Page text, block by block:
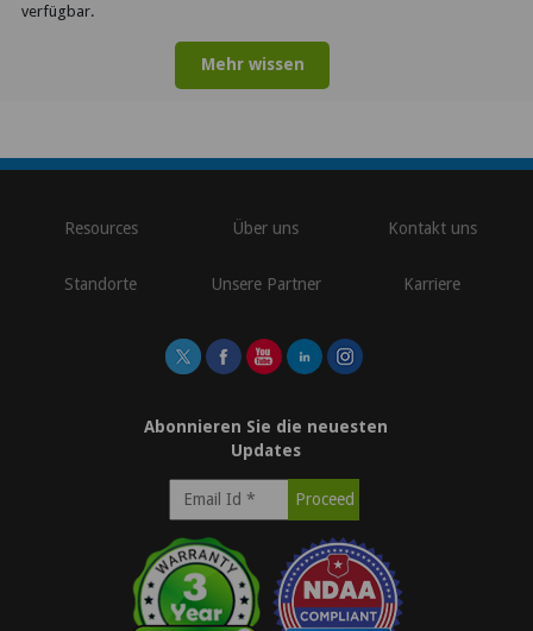
verfügbar.
Mehr wissen
Resources Über uns Kontakt uns
Standorte Unsere Partner Karriere
Abonnieren Sie die neuesten
Updates
\